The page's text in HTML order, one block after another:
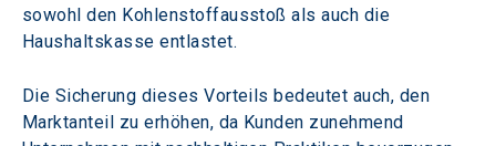
sowohl den Kohlenstoffausstoß als auch die
Haushaltskasse entlastet.
Die Sicherung dieses Vorteils bedeutet auch, den
Marktanteil zu erhöhen, da Kunden zunehmend